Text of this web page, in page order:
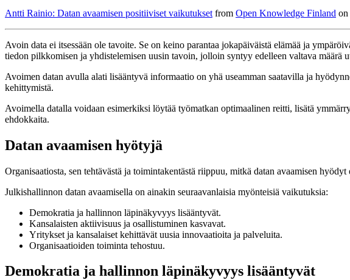
Antti Rainio: Datan avaamisen positiiviset vaikutukset from Open Knowledge Finland on
Avoin data ei itsessään ole tavoite. Se on keino parantaa jokapäiväistä elämää ja
tiedon pilkkomisen ja yhdistelemisen uusin tavoin, jolloin syntyy edelleen valtava määrä
Avoimen datan avulla alati lisääntyvä informaatio on yhä useamman saatavilla ja
kehittymistä.
Avoimella datalla voidaan esimerkiksi löytää työmatkan optimaalinen reitti, lisätä
ehdokkaita.
Datan avaamisen hyötyjä
Organisaatiosta, sen tehtävästä ja toimintakentästä riippuu, mitkä datan avaamisen
Julkishallinnon datan avaamisella on ainakin seuraavanlaisia myönteisiä vaikutuksia:
Demokratia ja hallinnon läpinäkyvyys lisääntyvät.
Kansalaisten aktiivisuus ja osallistuminen kasvavat.
Yritykset ja kansalaiset kehittävät uusia innovaatioita ja palveluita.
Organisaatioiden toiminta tehostuu.
Demokratia ja hallinnon läpinäkyvyys lisääntyvät